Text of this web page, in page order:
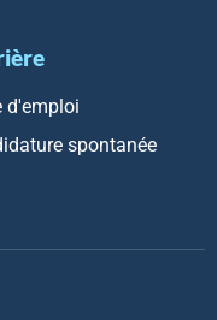
d'emploi
spontanée